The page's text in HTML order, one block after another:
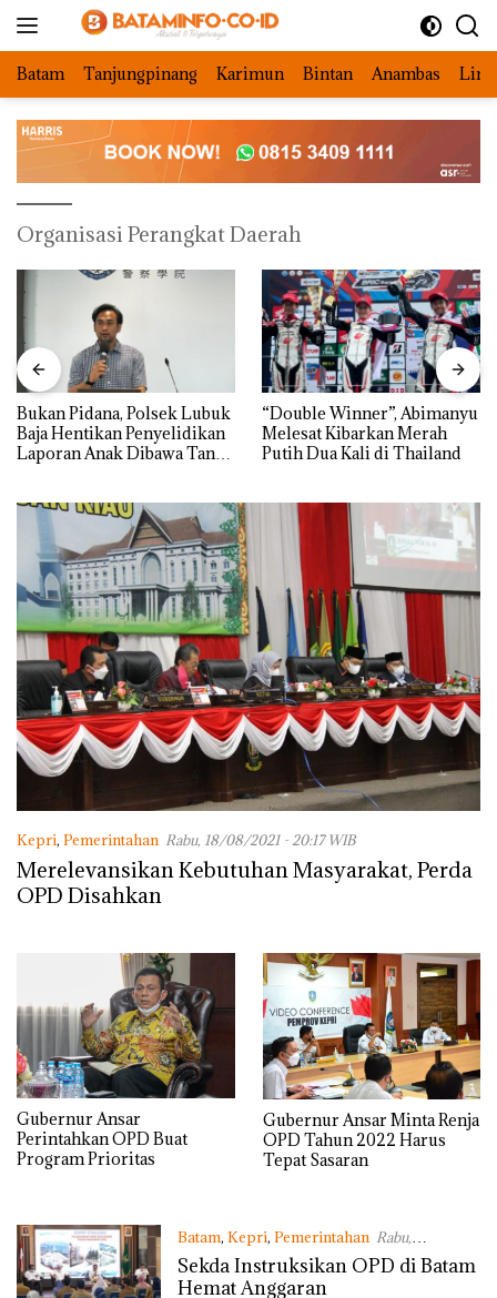
Batam Tanjungpinang Karimun Bintan Anambas
Organisasi Perangkat Daerah
Bukan Pidana, Polsek Lubuk
Baja Hentikan Penyelidikan
Laporan Anak Dibawa Tanpa
“Double Winner”, Abimanyu
Melesat Kibarkan Merah
Putih Dua Kali di Thailand
Kepri, Pemerintahan Rabu, 18/08/2021 - 20:17 WIB
Merelevansikan Kebutuhan Masyarakat, Perda
OPD Disahkan
Gubernur Ansar
Perintahkan OPD Buat
Program Prioritas
Gubernur Ansar Minta Renja
OPD Tahun 2022 Harus
Tepat Sasaran
Batam, Kepri, Pemerintahan Rabu,
15/07/2020 - 10:19 WIB
Sekda Instruksikan OPD di Batam
Hemat Anggaran